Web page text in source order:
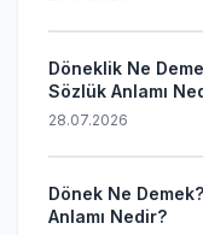
Döneklik Ne
Sözlük Anlamı
28.07.2026
Dönek Ne
Anlamı Nedir?